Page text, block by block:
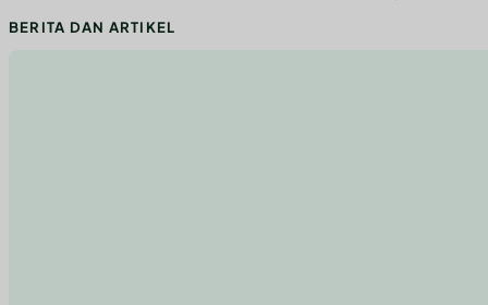
BERITA DAN ARTIKEL